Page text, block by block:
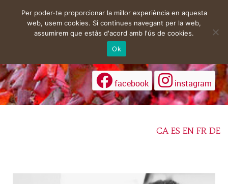
facebook instagram
CA ES EN FR DE
Per poder-te proporcionar la millor experiència en aquesta
web, usem cookies. Si continues navegant per la web,
assumirem que estàs d'acord amb l'ús de cookies.
Ok